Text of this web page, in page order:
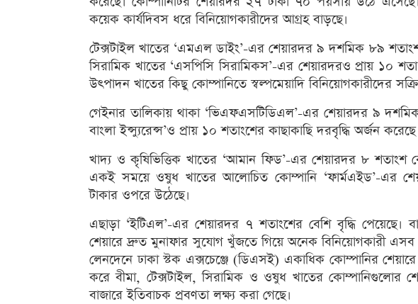
কয়েক কার্যদিবস ধরে বিনিয়োগকারীদের আগ্রহ বাড়ছে।
টেক্সটাইল খাতের ‘এমএল ডাইং’-এর শেয়ারদর ৯ দশমিক ৮৯
সিরামিক খাতের ‘এসপিসি সিরামিকস’-এর শেয়ারদরও প্রায় ১০
উৎপাদন খাতের কিছু কোম্পানিতে স্বল্পমেয়াদি বিনিয়োগকারীদের
গেইনার তালিকায় থাকা ‘ভিএফএসটিডিএল’-এর শেয়ারদর ৯
বাংলা ইন্স্যুরেন্স’ও প্রায় ১০ শতাংশের কাছাকাছি দরবৃদ্ধি অর্জন
খাদ্য ও কৃষিভিত্তিক খাতের ‘আমান ফিড’-এর শেয়ারদর ৮ শতাংশ
একই সময়ে ওষুধ খাতের আলোচিত কোম্পানি ‘ফার্মএইড’-এর
টাকার ওপরে উঠেছে।
এছাড়া ‘ইটিএল’-এর শেয়ারদর ৭ শতাংশের বেশি বৃদ্ধি পেয়েছে।
শেয়ারে দ্রুত মুনাফার সুযোগ খুঁজতে গিয়ে অনেক বিনিয়োগকারী এসব
লেনদেনে ঢাকা স্টক এক্সচেঞ্জে (ডিএসই) একাধিক কোম্পানির শেয়ারে
করে বীমা, টেক্সটাইল, সিরামিক ও ওষুধ খাতের কোম্পানিগুলোর
বাজারে ইতিবাচক প্রবণতা লক্ষ্য করা গেছে।